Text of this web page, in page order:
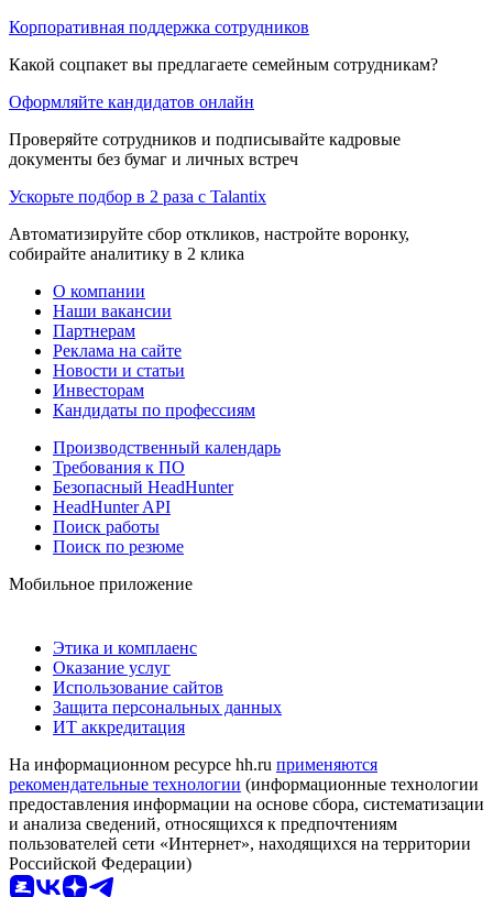
Корпоративная поддержка сотрудников
Какой соцпакет вы предлагаете семейным сотрудникам?
Оформляйте кандидатов онлайн
Проверяйте сотрудников и подписывайте кадровые
документы без бумаг и личных встреч
Ускорьте подбор в 2 раза с Talantix
Автоматизируйте сбор откликов, настройте воронку,
собирайте аналитику в 2 клика
О компании
Наши вакансии
Партнерам
Реклама на сайте
Новости и статьи
Инвесторам
Кандидаты по профессиям
Производственный календарь
Требования к ПО
Безопасный HeadHunter
HeadHunter API
Поиск работы
Поиск по резюме
Мобильное приложение
Этика и комплаенс
Оказание услуг
Использование сайтов
Защита персональных данных
ИТ аккредитация
На информационном ресурсе hh.ru применяются
рекомендательные технологии (информационные технологии
предоставления информации на основе сбора, систематизации
и анализа сведений, относящихся к предпочтениям
пользователей сети «Интернет», находящихся на территории
Российской Федерации)